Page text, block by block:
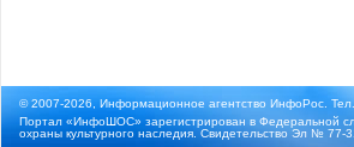
© 2007-2026, Информационное агентство ИнфоРос.
Портал «ИнфоШОС» зарегистрирован в Федеральной
охраны культурного наследия. Свидетельство Эл № 77-